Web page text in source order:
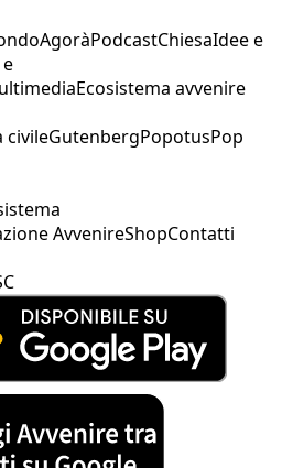
AgoràPodcastChiesaIdee e
Ecosistema avvenire
civileGutenbergPopotusPop
AvvenireShopContatti